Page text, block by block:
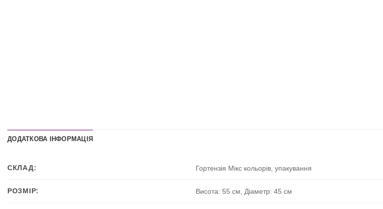
ДОДАТКОВА ІНФОРМАЦІЯ
СКЛАД: Гортензія Мікс кольорів, упакування
РОЗМІР: Висота: 55 см, Діаметр: 45 см